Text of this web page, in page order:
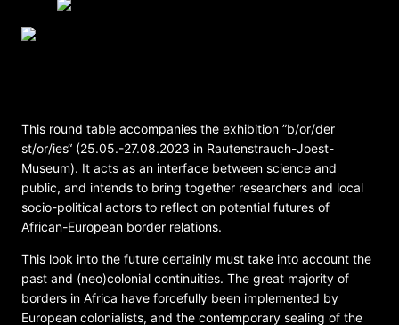
This round table accompanies the exhibition ”b/or/der
st/or/ies“ (25.05.-27.08.2023 in Rautenstrauch-Joest-
Museum). It acts as an interface between science and
public, and intends to bring together researchers and local
socio-political actors to reflect on potential futures of
African-European border relations.
This look into the future certainly must take into account the
past and (neo)colonial continuities. The great majority of
borders in Africa have forcefully been implemented by
European colonialists, and the contemporary sealing of the